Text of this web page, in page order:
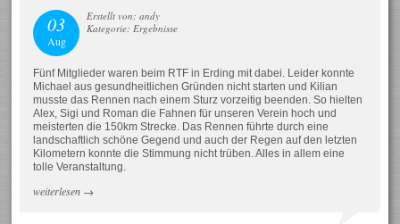
03
Aug
Erstellt von: andy
Kategorie: Ergebnisse
Fünf Mitglieder waren beim RTF in Erding mit dabei. Leider konnte
Michael aus gesundheitlichen Gründen nicht starten und Kilian
musste das Rennen nach einem Sturz vorzeitig beenden. So hielten
Alex, Sigi und Roman die Fahnen für unseren Verein hoch und
meisterten die 150km Strecke. Das Rennen führte durch eine
landschaftlich schöne Gegend und auch der Regen auf den letzten
Kilometern konnte die Stimmung nicht trüben. Alles in allem eine
tolle Veranstaltung.
weiterlesen →